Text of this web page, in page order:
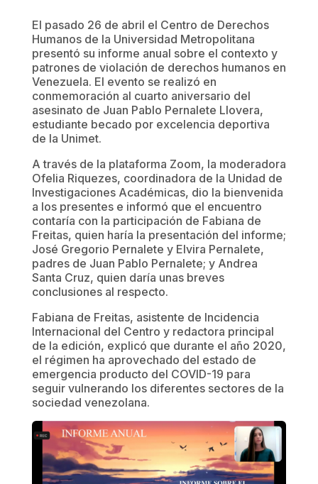
El pasado 26 de abril el Centro de Derechos
Humanos de la Universidad Metropolitana
presentó su informe anual sobre el contexto y
patrones de violación de derechos humanos en
Venezuela. El evento se realizó en
conmemoración al cuarto aniversario del
asesinato de Juan Pablo Pernalete Llovera,
estudiante becado por excelencia deportiva
de la Unimet.⁣
A través de la plataforma Zoom, la moderadora
Ofelia Riquezes, coordinadora de la Unidad de
Investigaciones Académicas, dio la bienvenida
a los presentes e informó que el encuentro
contaría con la participación de Fabiana de
Freitas, quien haría la presentación del informe;
José Gregorio Pernalete y Elvira Pernalete,
padres de Juan Pablo Pernalete; y Andrea
Santa Cruz, quien daría unas breves
conclusiones al respecto.
Fabiana de Freitas, asistente de Incidencia
Internacional del Centro y redactora principal
de la edición, explicó que durante el año 2020,
el régimen ha aprovechado del estado de
emergencia producto del COVID-19 para
seguir vulnerando los diferentes sectores de la
sociedad venezolana.